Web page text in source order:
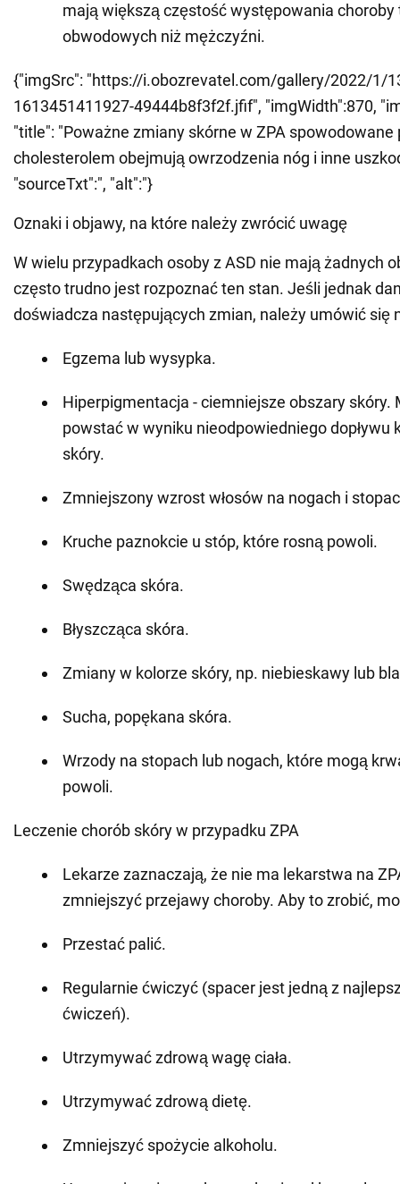
mają większą częstość występowania choroby
obwodowych niż mężczyźni.
{"imgSrc": "https://i.obozrevatel.com/gallery/2022/1/
1613451411927-49444b8f3f2f.jfif", "imgWidth":870,
"title": "Poważne zmiany skórne w ZPA
cholesterolem obejmują owrzodzenia nóg i inne
"sourceTxt":", "alt":"}
Oznaki i objawy, na które należy zwrócić uwagę
W wielu przypadkach osoby z ASD nie mają żadnych
często trudno jest rozpoznać ten stan. Jeśli jednak
doświadcza następujących zmian, należy umówić się
Egzema lub wysypka.
Hiperpigmentacja - ciemniejsze obszary skóry.
powstać w wyniku nieodpowiedniego dopływu
skóry.
Zmniejszony wzrost włosów na nogach i
Kruche paznokcie u stóp, które rosną powoli.
Swędząca skóra.
Błyszcząca skóra.
Zmiany w kolorze skóry, np. niebieskawy lub
Sucha, popękana skóra.
Wrzody na stopach lub nogach, które mogą
powoli.
Leczenie chorób skóry w przypadku ZPA
Lekarze zaznaczają, że nie ma lekarstwa na
zmniejszyć przejawy choroby. Aby to zrobić,
Przestać palić.
Regularnie ćwiczyć (spacer jest jedną z
ćwiczeń).
Utrzymywać zdrową wagę ciała.
Utrzymywać zdrową dietę.
Zmniejszyć spożycie alkoholu.